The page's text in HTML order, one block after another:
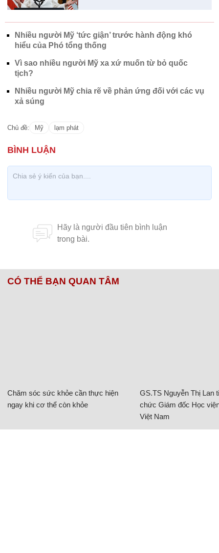
Nhiều người Mỹ ‘tức giận’ trước hành động khó
hiểu của Phó tổng thống
Vì sao nhiều người Mỹ xa xứ muốn từ bỏ quốc
tịch?
Nhiều người Mỹ chia rẽ về phản ứng đối với các vụ
xả súng
Chủ đề: Mỹ lạm phát
CÓ THỂ BẠN QUAN TÂM
Chăm sóc sức khỏe cần thực hiện
ngay khi cơ thể còn khỏe
GS.TS Nguyễn Thị Lan
chức Giám đốc Học
Việt Nam